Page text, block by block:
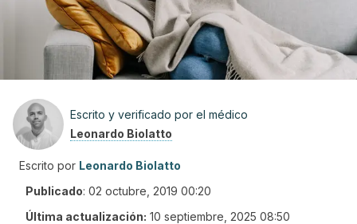
Escrito y verificado por el médico
Leonardo Biolatto
Escrito por Leonardo Biolatto
Publicado: 02 octubre, 2019 00:20
Última actualización: 10 septiembre, 2025 08:50